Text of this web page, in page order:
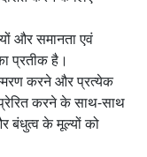
और समानता एवं
प्रतीक है।
करने और प्रत्येक
करने के साथ-साथ
बंधुत्व के मूल्यों को